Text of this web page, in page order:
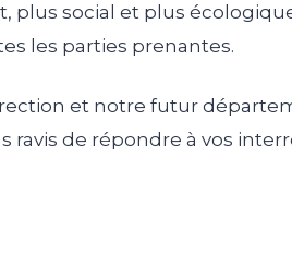
social et plus
les parties prenantes.
et notre futur
ravis de répondre à vos